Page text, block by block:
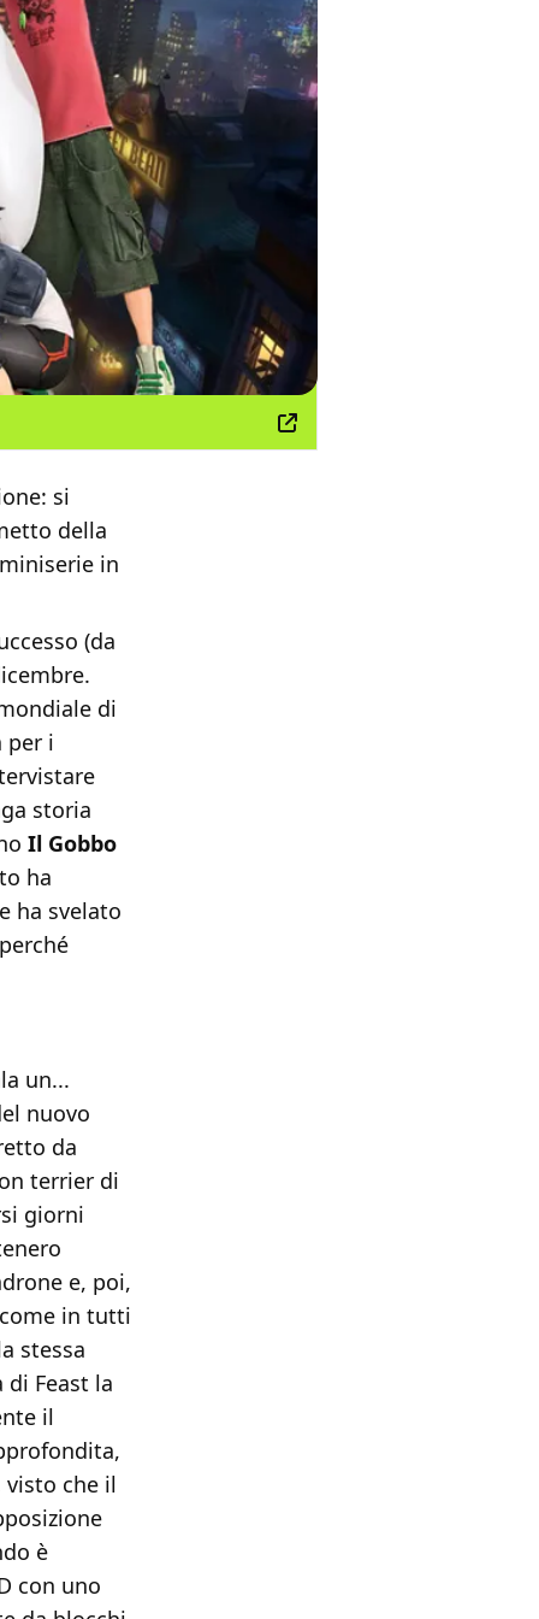
si
della
in
(da
di
per i
storia
Il Gobbo
ha
ha svelato
un...
nuovo
da
terrier di
giorni
e, poi,
in tutti
stessa
Feast la
il
che il
è
con uno